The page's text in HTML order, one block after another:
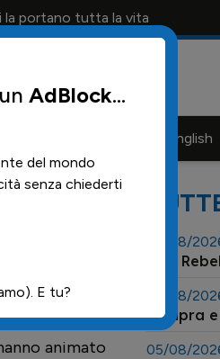
la portano tutta la vita
News in english
animato
03/08/
😎😎
05/08/
Compra
05/08/
AdBlock...
del mondo
senza chiederti
E tu?